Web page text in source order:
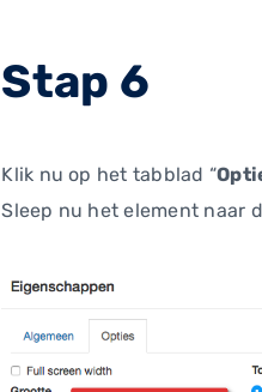
Stap 6
Klik nu op het tabblad “
Sleep nu het element naar